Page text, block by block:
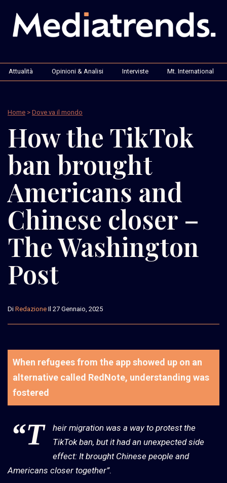
Attualità Opinioni & Analisi Interviste Mt. International
Home > Dove va il mondo
How the TikTok
ban brought
Americans and
Chinese closer –
The Washington
Post
Di Redazione Il 27 Gennaio, 2025
When refugees from the app showed up on an
alternative called RedNote, understanding was
fostered
“T
heir migration was a way to protest the
TikTok ban, but it had an unexpected side
effect: It brought Chinese people and
Americans closer together”.